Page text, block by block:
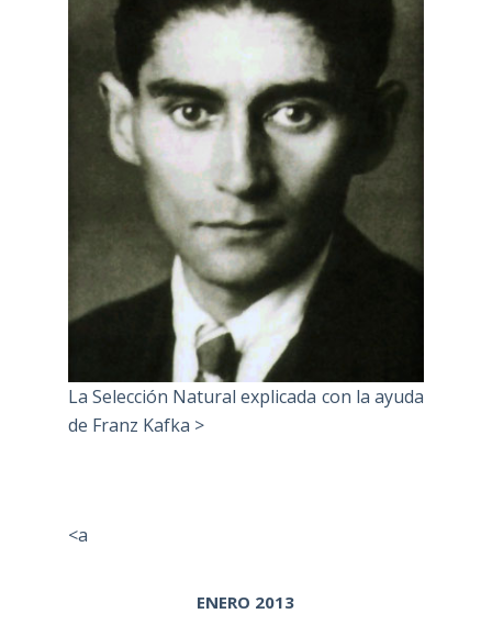
La Selección Natural explicada con la ayuda
de Franz Kafka >
<a
ENERO 2013